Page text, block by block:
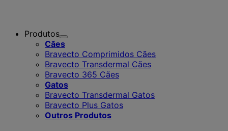
Produtos
Toggle
Submenu
for
Produtos
Cães
Bravecto Comprimidos Cães
Bravecto Transdermal Cães
Bravecto 365 Cães
Gatos
Bravecto Transdermal Gatos
Bravecto Plus Gatos
Outros Produtos